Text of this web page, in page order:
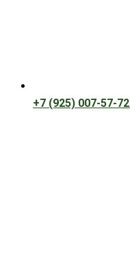
+7 (925) 007-57-72